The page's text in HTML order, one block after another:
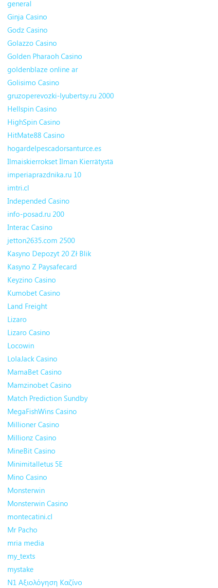
general
Ginja Casino
Godz Casino
Golazzo Casino
Golden Pharaoh Casino
goldenblaze online ar
Golisimo Casino
gruzoperevozki-lyubertsy.ru 2000
Hellspin Casino
HighSpin Casino
HitMate88 Casino
hogardelpescadorsanturce.es
Ilmaiskierrokset Ilman Kierrätystä
imperiaprazdnika.ru 10
imtri.cl
Independed Casino
info-posad.ru 200
Interac Casino
jetton2635.com 2500
Kasyno Depozyt 20 Zł Blik
Kasyno Z Paysafecard
Keyzino Casino
Kumobet Casino
Land Freight
Lizaro
Lizaro Casino
Locowin
LolaJack Casino
MamaBet Casino
Mamzinobet Casino
Match Prediction Sundby
MegaFishWins Casino
Millioner Casino
Millionz Casino
MineBit Casino
Minimitalletus 5E
Mino Casino
Monsterwin
Monsterwin Casino
montecatini.cl
Mr Pacho
mria media
my_texts
mystake
N1 Αξιολόγηση Καζίνο